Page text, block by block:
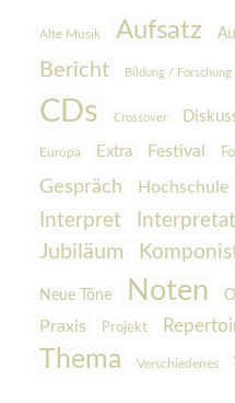
Alte Musik Aufsatz
Bericht Bildung / Forschung
CDs Crossover
Europa Extra Festival
Gespräch Hochschule
Interpret
Jubiläum
Neue Töne Noten
Praxis Projekt
Thema Verschiedenes